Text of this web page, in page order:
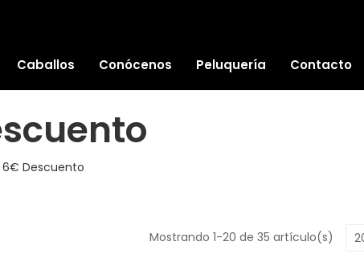
Caballos Conócenos Peluquería Contacto
6€ Descuento
Mostrando 1-20 de 35 artículo(s)